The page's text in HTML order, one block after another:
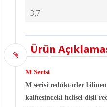
3,7
Ürün
M Serisi
M serisi redüktörler
kalitesindeki helisel dişli